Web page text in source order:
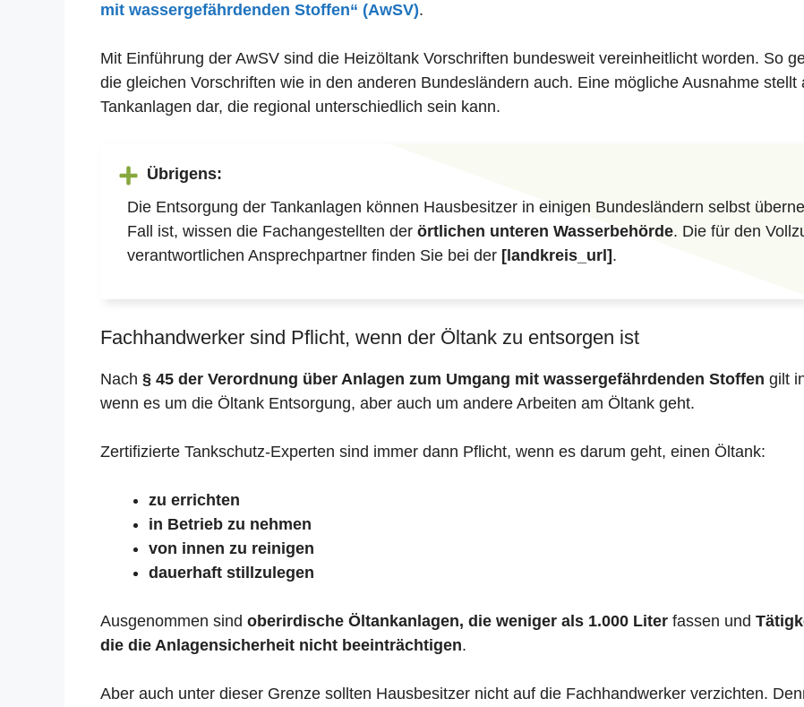
mit wassergefährdenden Stoffen“ (AwSV).
Mit Einführung der AwSV sind die Heizöltank Vorschriften bundesweit vereinheitlicht worden. So
die gleichen Vorschriften wie in den anderen Bundesländern auch. Eine mögliche Ausnahme
Tankanlagen dar, die regional unterschiedlich sein kann.
Übrigens:
Die Entsorgung der Tankanlagen können Hausbesitzer in einigen Bundesländern selbst
Fall ist, wissen die Fachangestellten der örtlichen unteren Wasserbehörde. Die für den
verantwortlichen Ansprechpartner finden Sie bei der [landkreis_url].
Fachhandwerker sind Pflicht, wenn der Öltank zu entsorgen ist
Nach § 45 der Verordnung über Anlagen zum Umgang mit wassergefährdenden Stoffen gilt
wenn es um die Öltank Entsorgung, aber auch um andere Arbeiten am Öltank geht.
Zertifizierte Tankschutz-Experten sind immer dann Pflicht, wenn es darum geht, einen Öltank:
zu errichten
in Betrieb zu nehmen
von innen zu reinigen
dauerhaft stillzulegen
Ausgenommen sind oberirdische Öltankanlagen, die weniger als 1.000 Liter fassen und
die die Anlagensicherheit nicht beeinträchtigen.
Aber auch unter dieser Grenze sollten Hausbesitzer nicht auf die Fachhandwerker verzichten.